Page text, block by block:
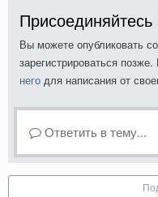
Вы можете опубликовать
зарегистрироваться
него для написания от
Ответить в тему...